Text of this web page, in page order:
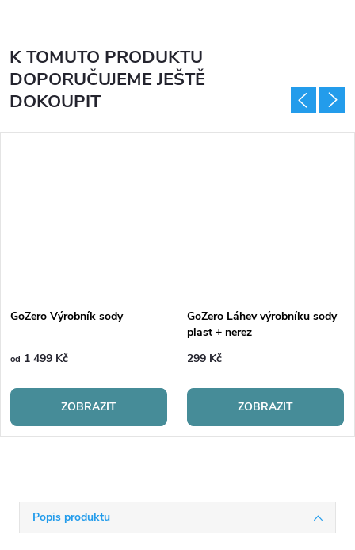
Popis produktu
K TOMUTO PRODUKTU
DOPORUČUJEME JEŠTĚ
DOKOUPIT
GoZero Výrobník sody
od 1 499 Kč
ZOBRAZIT
GoZero Láhev výrobníku sody
plast + nerez
299 Kč
ZOBRAZIT